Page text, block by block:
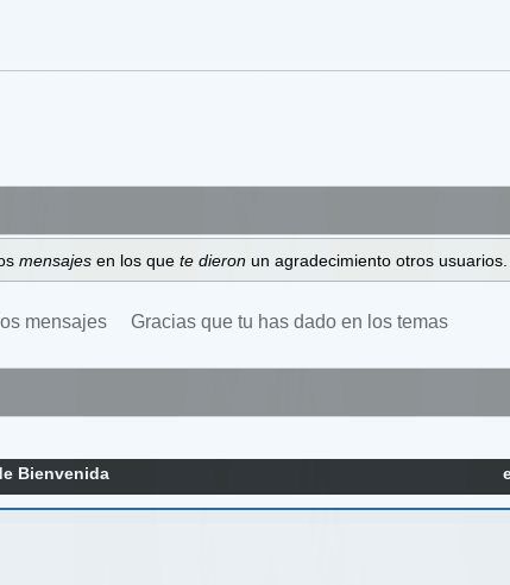
mensajes en los que te dieron un agradecimiento otros usuarios.
mensajes Gracias que tu has dado en los temas
Bienvenida